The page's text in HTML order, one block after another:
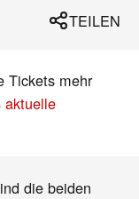
TEILEN
Tickets mehr
aktuelle
die beiden